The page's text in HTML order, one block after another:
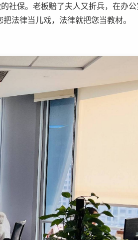
社保。老板赔了夫人又折兵，在办
法律当儿戏，法律就把您当教材。